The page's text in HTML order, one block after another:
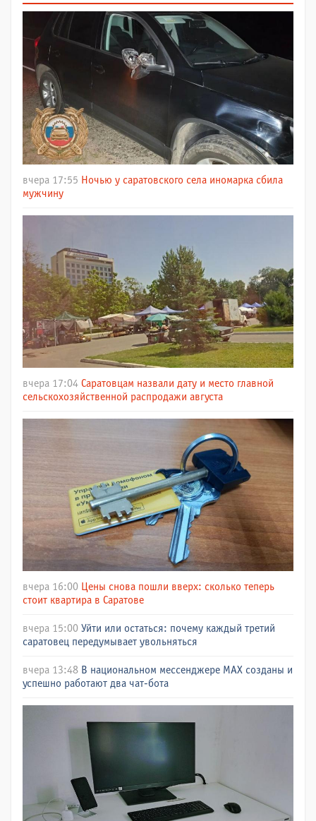
вчера 17:55 Ночью у саратовского села иномарка сбила
мужчину
вчера 17:04 Саратовцам назвали дату и место главной
сельскохозяйственной распродажи августа
вчера 16:00 Цены снова пошли вверх: сколько теперь
стоит квартира в Саратове
вчера 15:00 Уйти или остаться: почему каждый третий
саратовец передумывает увольняться
вчера 13:48 В национальном мессенджере МАХ созданы и
успешно работают два чат-бота